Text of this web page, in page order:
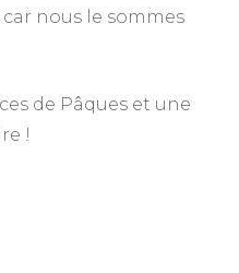
nous le sommes
de Pâques et une
!